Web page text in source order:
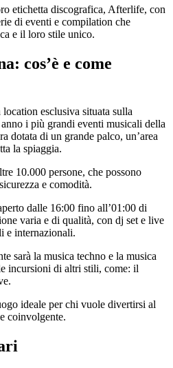
etichetta discografica, Afterlife, con
di eventi e compilation che
e il loro stile unico.
cos’è e come
location esclusiva situata sulla
i più grandi eventi musicali della
dotata di un grande palco, un’area
la spiaggia.
10.000 persone, che possono
e comodità.
dalle 16:00 fino all’01:00 di
varia e di qualità, con dj set e live
e internazionali.
sarà la musica techno e la musica
incursioni di altri stili, come: il
ideale per chi vuole divertirsi al
coinvolgente.